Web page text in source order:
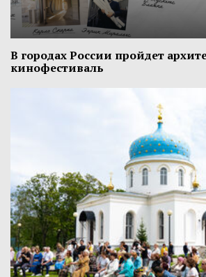
В городах России пройдет
кинофестиваль